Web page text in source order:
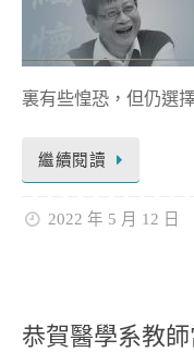
裏有些惶恐，但仍選
繼續閱讀
2022 年 5 月 12 日
恭賀醫學系教